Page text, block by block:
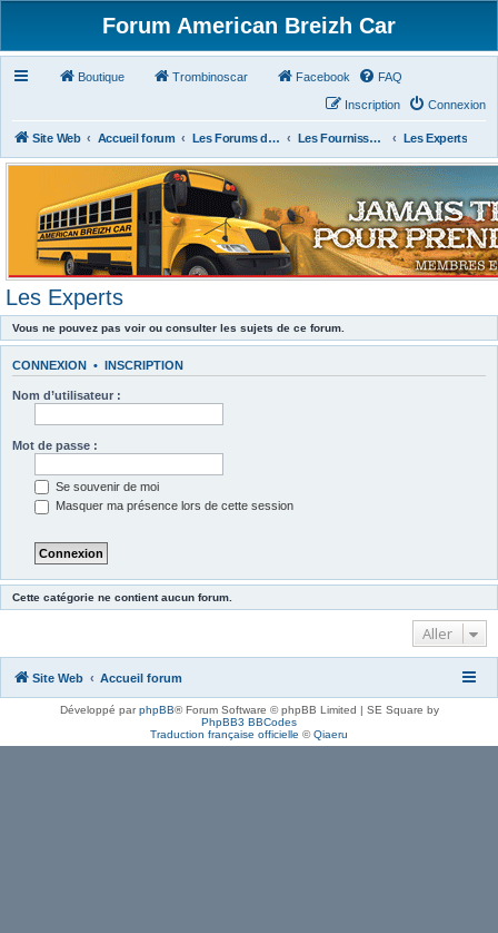
Forum American Breizh Car
Boutique Trombinoscar Facebook FAQ
Connexion
Inscription
Site Web Accueil forum Les Forums des Membres du Club Les Fournisseurs Américains ou Français Les Experts
Les Experts
Vous ne pouvez pas voir ou consulter les sujets de ce forum.
CONNEXION • INSCRIPTION
Nom d’utilisateur :
Mot de passe :
Se souvenir de moi
Masquer ma présence lors de cette session
Cette catégorie ne contient aucun forum.
Aller
Site Web Accueil forum
Développé parphpBB® Forum Software © phpBB Limited | SE Square by
PhpBB3 BBCodes
Traduction française officielle ©Qiaeru